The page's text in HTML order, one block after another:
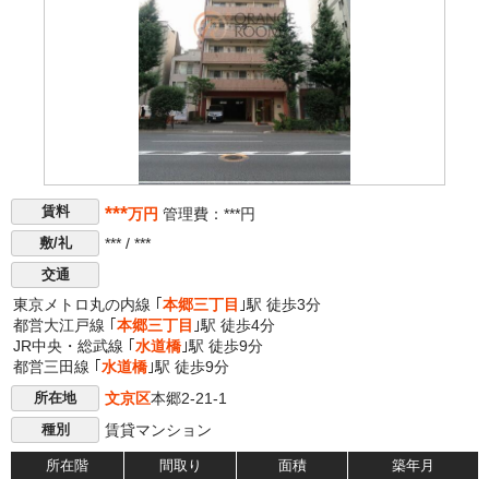
賃料 ***万円 管理費：***円
敷/礼 *** / ***
交通
東京メトロ丸の内線 ｢ 本郷三丁目 ｣駅 徒歩3分
都営大江戸線 ｢ 本郷三丁目 ｣駅 徒歩4分
JR中央・総武線 ｢ 水道橋 ｣駅 徒歩9分
都営三田線 ｢ 水道橋 ｣駅 徒歩9分
所在地 文京区本郷2-21-1
種別 賃貸マンション
所在階 間取り 面積 築年月